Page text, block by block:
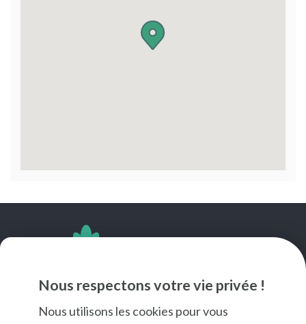
Nous respectons votre vie privée !
Nous utilisons les cookies pour vous